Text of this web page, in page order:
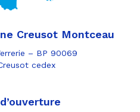
Creusot Montceau
– BP 90069
cedex